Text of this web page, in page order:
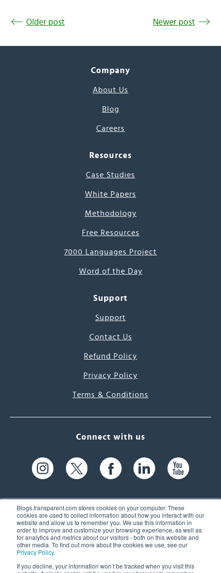
Blogs.transparent.com stores cookies on your computer. These
cookies are used to collect information about how you interact with our
website and allow us to remember you. We use this information in
order to improve and customize your browsing experience, as well as
for analytics and metrics about our visitors - both on this website and
other media. To find out more about the cookies we use, see our
Privacy Policy.
If you decline, your information won’t be tracked when you visit this
Older post Newer post
Company
About Us
Blog
Careers
Resources
Case Studies
White Papers
Methodology
Free Resources
7000 Languages Project
Word of the Day
Support
Support
Contact Us
Refund Policy
Privacy Policy
Terms & Conditions
Connect with us
61 Spit Brook Rd, Suite 104,
Nashua, NH 03060 USA